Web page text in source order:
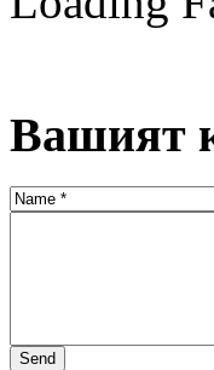
Вашият